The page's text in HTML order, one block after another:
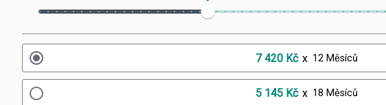
7 420 Kč x 12 Měsíců
5 145 Kč x 18 Měsíců